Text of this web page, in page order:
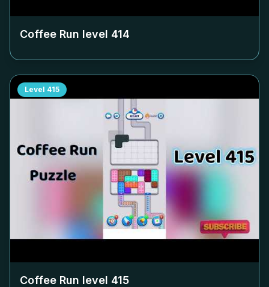
Coffee Run level 414
Level 415
Coffee Run level 415